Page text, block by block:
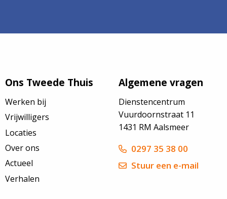
Ons Tweede Thuis
Werken bij
Vrijwilligers
Locaties
Over ons
Actueel
Verhalen
Algemene vragen
Dienstencentrum
Vuurdoornstraat 11
1431 RM Aalsmeer
0297 35 38 00
Stuur een e-mail